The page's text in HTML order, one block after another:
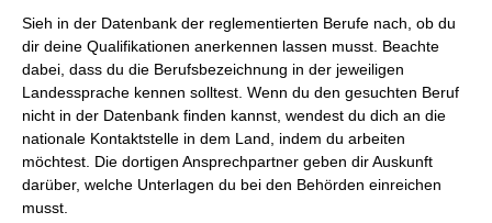
Sieh in der Datenbank der reglementierten Berufe nach, ob du
dir deine Qualifikationen anerkennen lassen musst. Beachte
dabei, dass du die Berufsbezeichnung in der jeweiligen
Landessprache kennen solltest. Wenn du den gesuchten Beruf
nicht in der Datenbank finden kannst, wendest du dich an die
nationale Kontaktstelle in dem Land, indem du arbeiten
möchtest. Die dortigen Ansprechpartner geben dir Auskunft
darüber, welche Unterlagen du bei den Behörden einreichen
musst.